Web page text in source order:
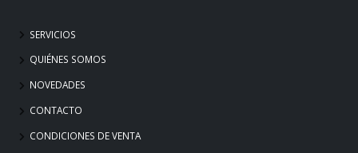
SERVICIOS
QUIÉNES SOMOS
NOVEDADES
CONTACTO
CONDICIONES DE VENTA